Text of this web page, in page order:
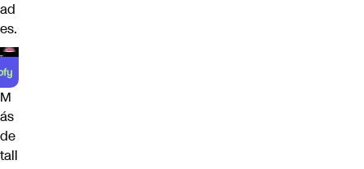
ad
es.
M
ás
de
tall